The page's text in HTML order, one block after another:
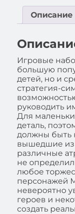
Описание
Игровые
большую
детей, но и
стратегия-
руководить
Для
деталь,
должны быть
вышедшие из
различные
не
любое
персонажей
невероятно
героев и
создать